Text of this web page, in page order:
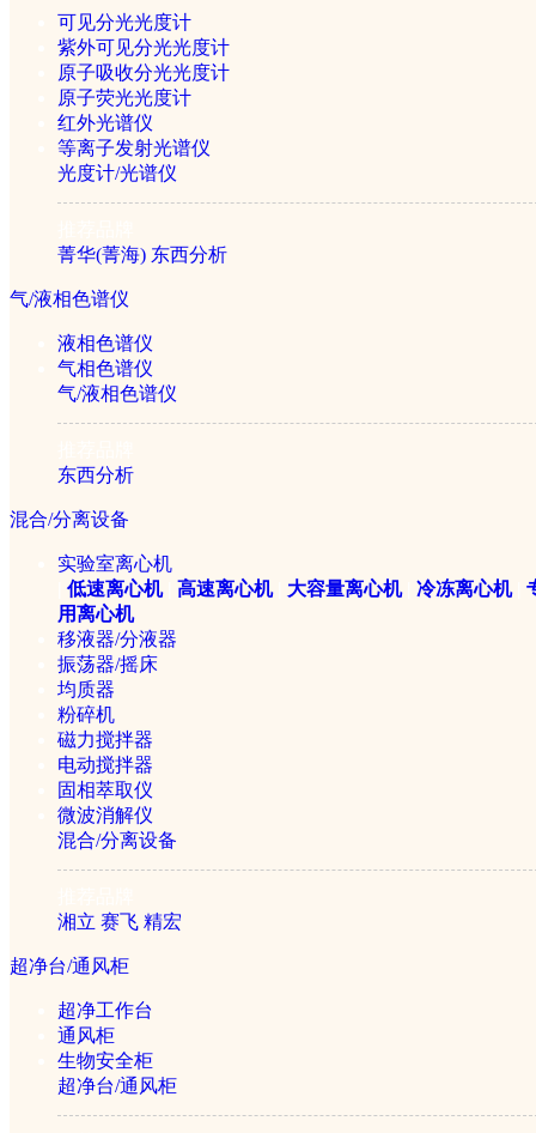
可见分光光度计
紫外可见分光光度计
原子吸收分光光度计
原子荧光光度计
红外光谱仪
等离子发射光谱仪
光度计/光谱仪
菁华(菁海) 东西分析
气/液相色谱仪
液相色谱仪
气相色谱仪
气/液相色谱仪
东西分析
混合/分离设备
实验室离心机
低速离心机 高速离心机 大容量离心机 冷冻离心机
用离心机
移液器/分液器
振荡器/摇床
均质器
粉碎机
磁力搅拌器
电动搅拌器
固相萃取仪
微波消解仪
混合/分离设备
湘立 赛飞 精宏
超净台/通风柜
超净工作台
通风柜
生物安全柜
超净台/通风柜
美国BEACON 呕
美国BEACON 黄
1/1
美国BEACON 赭曲霉毒
￥3000元